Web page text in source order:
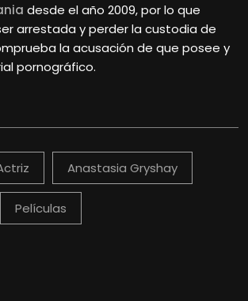
desde el año 2009, por lo que
arrestada y perder la custodia de
la acusación de que posee y
pornográfico.
Anastasia Gryshay
Películas